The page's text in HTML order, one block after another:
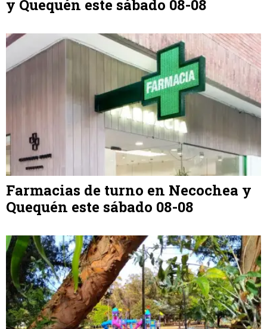
y Quequén este sábado 08-08
Farmacias de turno en Necochea y
Quequén este sábado 08-08